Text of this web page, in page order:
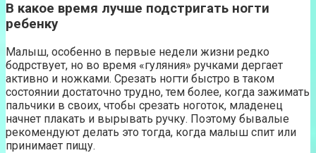
В какое время лучше подстригать ногти
ребенку
Малыш, особенно в первые недели жизни редко
бодрствует, но во время «гуляния» ручками дергает
активно и ножками. Срезать ногти быстро в таком
состоянии достаточно трудно, тем более, когда зажимать
пальчики в своих, чтобы срезать ноготок, младенец
начнет плакать и вырывать ручку. Поэтому бывалые
рекомендуют делать это тогда, когда малыш спит или
принимает пищу.